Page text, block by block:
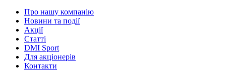
Про нашу компанію
Новини та події
Акції
Статті
DMI Sport
Для акціонерів
Контакти